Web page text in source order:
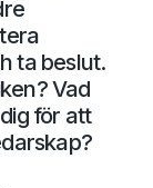
ta beslut.
Vad
för att